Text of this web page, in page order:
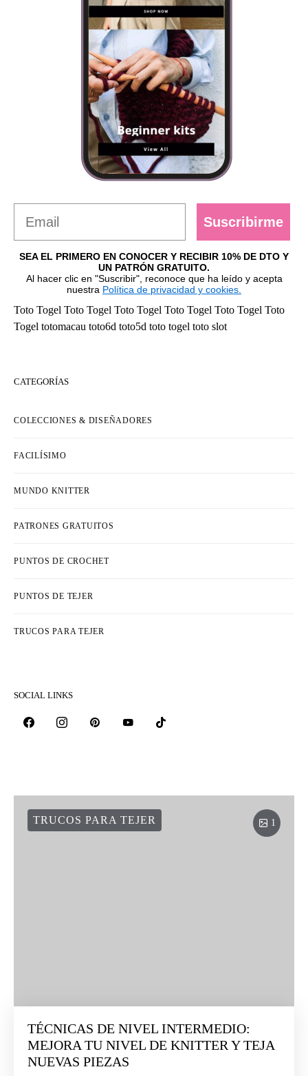
Suscribirme
SEA EL PRIMERO EN CONOCER Y RECIBIR 10% DE DTO Y
UN PATRÓN GRATUITO.
Al hacer clic en "Suscribir", reconoce que ha leído y acepta
nuestra Política de privacidad y cookies.
Toto Togel Toto Togel Toto Togel Toto Togel Toto Togel Toto
Togel totomacau toto6d toto5d toto togel toto slot
CATEGORÍAS
COLECCIONES & DISEÑADORES
FACILÍSIMO
MUNDO KNITTER
PATRONES GRATUITOS
PUNTOS DE CROCHET
PUNTOS DE TEJER
TRUCOS PARA TEJER
SOCIAL LINKS
1
TRUCOS PARA TEJER
TÉCNICAS DE NIVEL INTERMEDIO:
MEJORA TU NIVEL DE KNITTER Y TEJA
NUEVAS PIEZAS